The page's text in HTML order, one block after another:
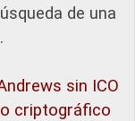
de una
sin ICO
criptográfico